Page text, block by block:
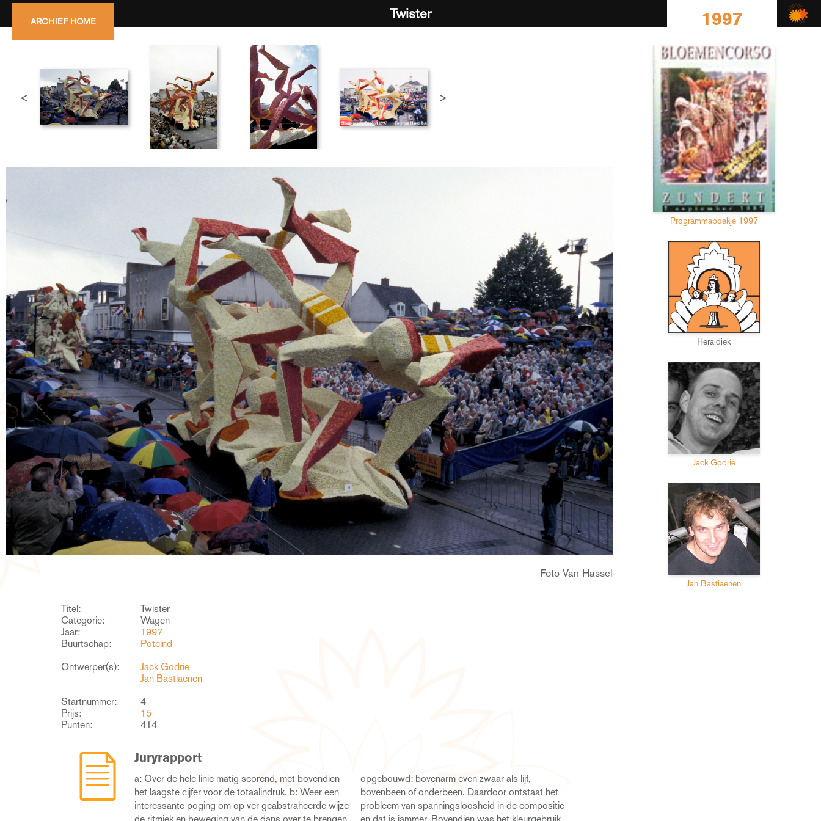
ARCHIEF HOME Twister 1997
< >
Foto Van Hassel
Titel:
Twister
Categorie:
Wagen
Jaar:
1997
Buurtschap:
Poteind
Ontwerper(s):
Jack Godrie
Jan Bastiaenen
Startnummer:
4
Prijs:
15
Punten:
414
Juryrapport
a: Over de hele linie matig scorend, met bovendien
het laagste cijfer voor de totaalindruk. b: Weer een
interessante poging om op ver geabstraheerde wijze
de ritmiek en beweging van de dans over te brengen.
opgebouwd: bovenarm even zwaar als lijf,
bovenbeen of onderbeen. Daardoor ontstaat het
probleem van spanningsloosheid in de compositie
en dat is jammer. Bovendien was het kleurgebruik
Programmaboekje 1997
Heraldiek
Jack Godrie
Jan Bastiaenen